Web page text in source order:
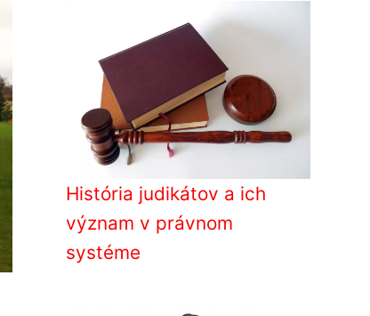
História judikátov a ich
význam v právnom
systéme